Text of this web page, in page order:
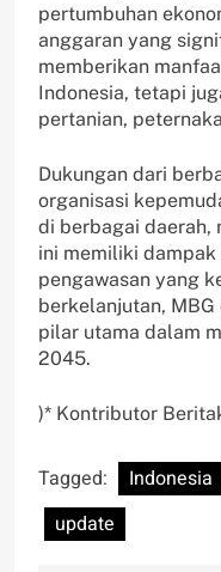
pertumbuhan
anggaran yang
memberikan
Indonesia, tetapi
pertanian,
Dukungan dari
organisasi
di berbagai daerah,
ini memiliki
pengawasan yang
berkelanjutan,
pilar utama dalam
2045.
)* Kontributor
Tagged: Indonesia
update